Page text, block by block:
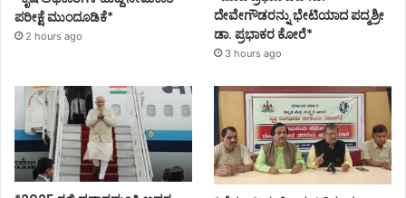
ಪರೀಕ್ಷೆ ಮುಂದೂಡಿಕೆ*
2 hours ago
ದೇವೇಗೌಡರನ್ನು ಭೇಟಿಯಾದ ಪದ್ಮಶ್ರೀ
ಡಾ. ಪ್ರಭಾಕರ ಕೋರೆ*
3 hours ago